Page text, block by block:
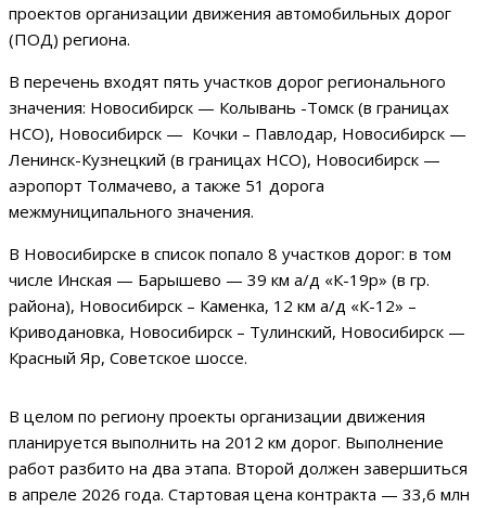
проектов организации движения автомобильных дорог
(ПОД) региона.
В перечень входят пять участков дорог регионального
значения: Новосибирск — Колывань -Томск (в границах
НСО), Новосибирск — Кочки – Павлодар, Новосибирск —
Ленинск-Кузнецкий (в границах НСО), Новосибирск —
аэропорт Толмачево, а также 51 дорога
межмуниципального значения.
В Новосибирске в список попало 8 участков дорог: в том
числе Инская — Барышево — 39 км а/д «К-19р» (в гр.
района), Новосибирск – Каменка, 12 км а/д «К-12» –
Криводановка, Новосибирск – Тулинский, Новосибирск —
Красный Яр, Советское шоссе.
В целом по региону проекты организации движения
планируется выполнить на 2012 км дорог. Выполнение
работ разбито на два этапа. Второй должен завершиться
в апреле 2026 года. Стартовая цена контракта — 33,6 млн